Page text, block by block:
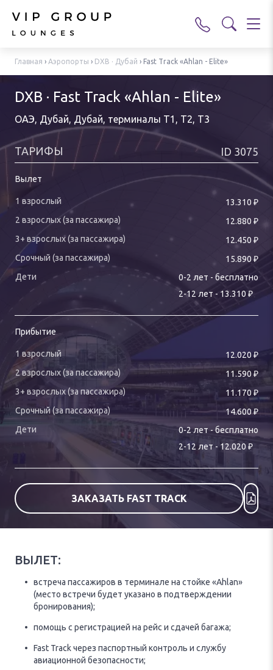
Главная › Аэропорты › DXB · Дубай › Fast Track «Ahlan - Elite»
DXB · Fast Track «Ahlan - Elite»
ОАЭ, Дубай, Дубай, терминалы T1, T2, T3
ТАРИФЫ ID 3075
Вылет
13.310 ₽
12.880 ₽
12.450 ₽
15.890₽
0-2 лет - бесплатно
2-12 лет - 13.310 ₽
Прибытие
12.020 ₽
11.590 ₽
11.170 ₽
14.600₽
0-2лет -бесплатно
2-12 лет -12.020₽
ЗАКАЗАТЬ FAST TRACK
ВЫЛЕТ:
встреча пассажиров в терминале на стойке «Ahlan»
(место встречи будет указано в подтверждении
бронирования);
помощь с регистрацией на рейс и сдачей багажа;
Fast Track через паспортный контроль и службу
авиационной безопасности;